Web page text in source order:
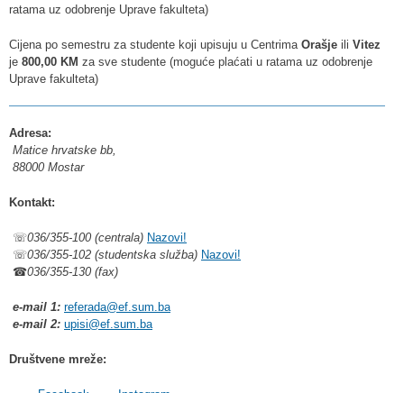
ratama uz odobrenje Uprave fakulteta)
Cijena po semestru za studente koji upisuju u Centrima Orašje ili Vitez
je 800,00 KM za sve studente (moguće plaćati u ratama uz odobrenje
Uprave fakulteta)
Adresa:
Matice hrvatske bb,
88000 Mostar
Kontakt:
☏036/355-100 (centrala) Nazovi!
☏036/355-102 (studentska služba) Nazovi!
☎036/355-130 (fax)
e-mail 1: referada@ef.sum.ba
e-mail 2: upisi@ef.sum.ba
Društvene mreže: